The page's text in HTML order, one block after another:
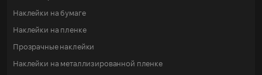
Наклейки на бумаге
Наклейки на пленке
Прозрачные наклейки
Наклейки на металлизированной пленке